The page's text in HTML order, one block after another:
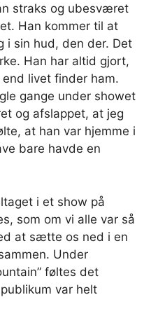
straks og ubesværet
Han kommer til at
i sin hud, den der. Det
Han har altid gjort,
livet finder ham.
gange under showet
og afslappet, at jeg
at han var hjemme i
bare havde en
i et show på
som om vi alle var så
at sætte os ned i en
Under
føltes det
var helt